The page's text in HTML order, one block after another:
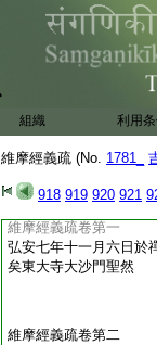
組織 利用
維摩經義疏 (No. 1781_
918 919 920 921
夷爲清信女。尼夷雖
異。故譯經者兩出。彼
圍繞而爲説法。上來第
佛爲説法。文有三句。
説法。答。佛與淨名
丈。如來菴園説法。
13 便慰之。問。説何
經。譬如須彌山王顯于
也。須彌爲妙高山。亦
十六萬里。入海亦然。
維摩經義疏卷第一
弘安七年十一月六日於
矣東大寺大沙門聖然
維摩經義疏卷第二